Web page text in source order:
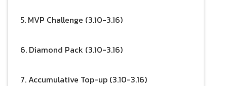
5. MVP Challenge (3.10-3.16)
6. Diamond Pack (3.10-3.16)
7. Accumulative Top-up (3.10-3.16)